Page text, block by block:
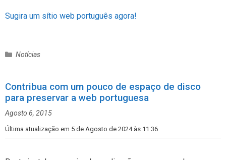
Sugira um sítio web português agora!
C
e
g
r
i
a
Notícias
Contribua com um pouco de espaço de disco
para preservar a web portuguesa
Agosto 6, 2015
Última atualização em 5 de Agosto de 2024 às 11:36